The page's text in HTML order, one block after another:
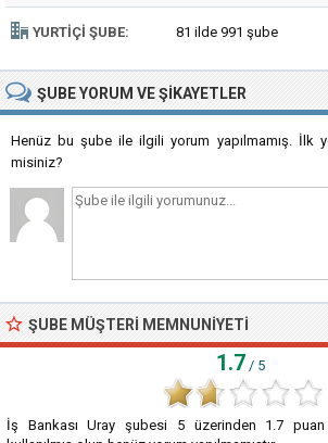
YURTIÇI ŞUBE: 81 ilde 991 şube
ŞUBEYORUM VE ŞIKAYETLER
Henüz bu şube ile ilgili yorum yapılmamış. İlk
misiniz?
ŞUBE MÜŞTERI MEMNUNIYETI
1.7 / 5
İş Bankası Uray şubesi 5üzerinden 1.7